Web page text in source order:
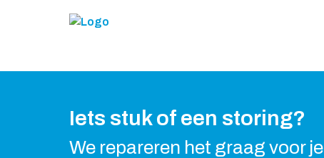
Iets stuk of een storing?
We repareren het graag voor je